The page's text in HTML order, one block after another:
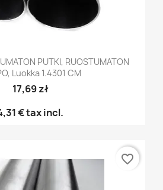
PUTKI, RUOSTUMATON
Luokka 1.4301 CM
17,69 zł
€tax incl.
favorite_border